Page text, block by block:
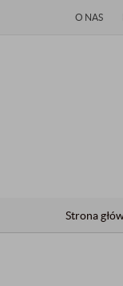
O NAS
Strona